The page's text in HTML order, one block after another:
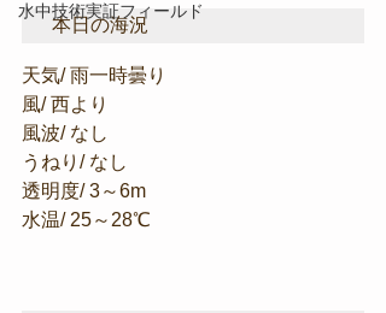
水中技術実証フィールド
本日の海況
天気/ 雨一時曇り
風/ 西より
風波/ なし
うねり/ なし
透明度/ 3～6m
水温/ 25～28℃